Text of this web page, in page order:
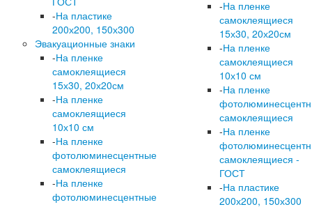
-На пластике
200х200, 150х300
Эвакуационные знаки
-На пленке
самоклеящиеся
15х30, 20х20см
-На пленке
самоклеящиеся
10х10 см
-На пленке
фотолюминесцентные
самоклеящиеся
-На пленке
фотолюминесцентные
-На пленке
самоклеящиеся
15х30, 20х20см
-На пленке
самоклеящиеся
10х10 см
-На пленке
самоклеящиеся
-На пленке
самоклеящиеся -
ГОСТ
-На пластике
200х200, 150х300